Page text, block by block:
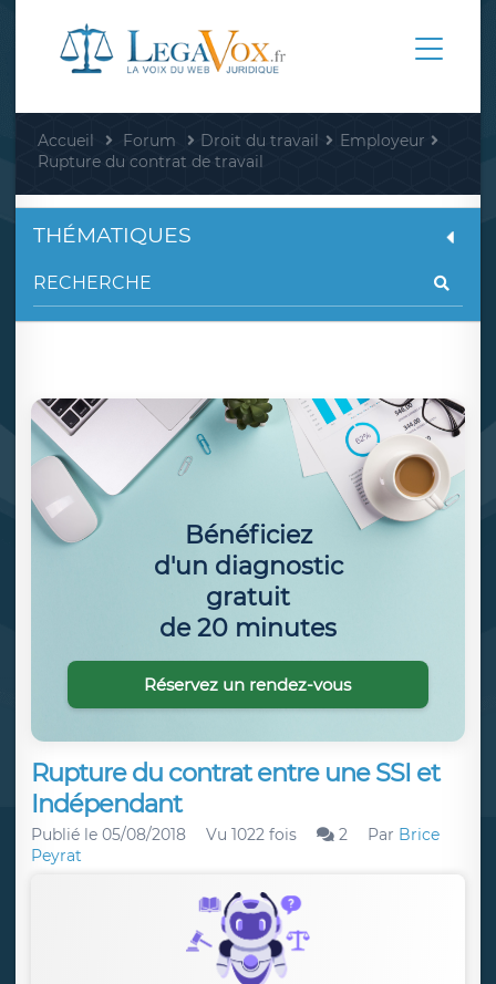
Accueil Forum Droit du travail
Employeur
Rupture du contrat de travail
Rupture du contrat entre une SSI et
Indépendant
Publié le 05/08/2018 Vu 1022 fois 2 Par Brice
Peyrat
THÉMATIQUES
Bénéficiez
d'un diagnostic
gratuit
de 20 minutes
Réservez un rendez-vous